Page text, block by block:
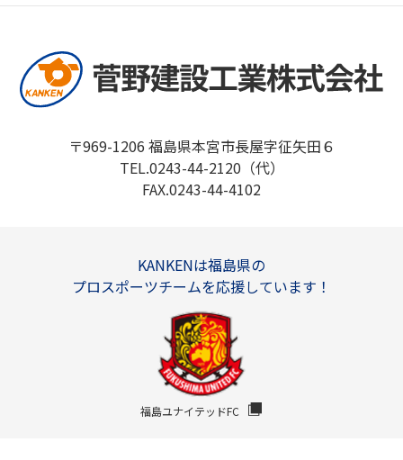
〒969-1206 福島県本宮市長屋字征矢田６
TEL.0243-44-2120（代）
FAX.0243-44-4102
KANKENは福島県の
プロスポーツチームを応援しています！
福島ユナイテッドFC